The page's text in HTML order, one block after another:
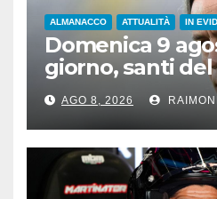
ALMANACCO ATTUALITÀ IN
Domenica 9
giorno, santi
famosi,
AGO 8, 2026